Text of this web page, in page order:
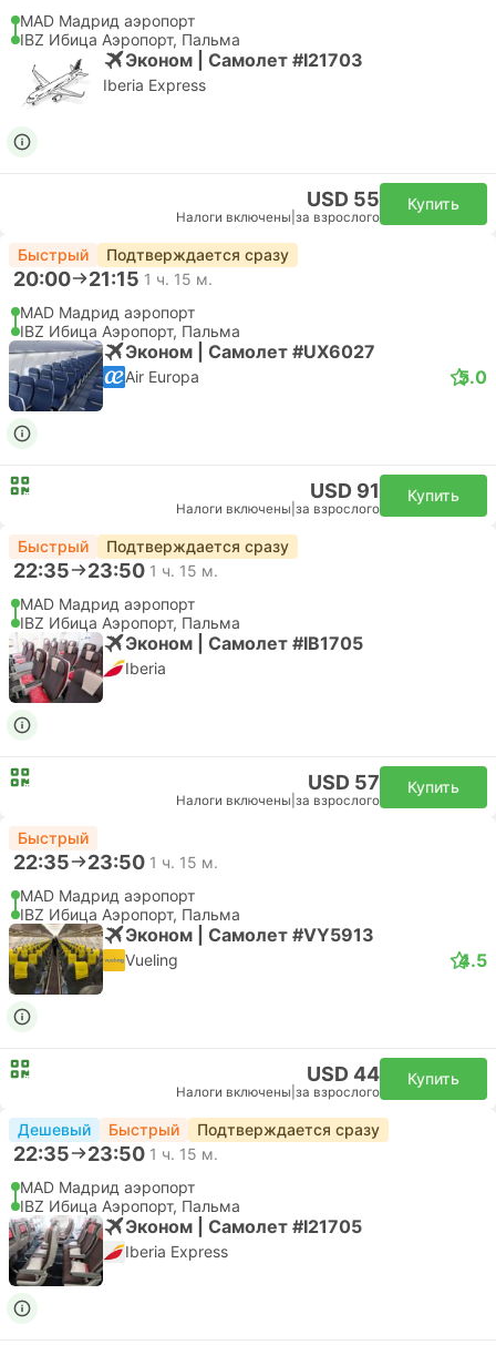
MAD Мадрид аэропорт
IBZ Ибица Аэропорт, Пальма
Эконом | Самолет #I21703
Iberia Express
USD 55
Налоги включены за взрослого
Купить
Быстрый Подтверждается сразу
20:00 21:15 1 ч. 15 м.
MAD Мадрид аэропорт
IBZ Ибица Аэропорт, Пальма
Эконом | Самолет #UX6027
Air Europa 5.0
USD 91
Налоги включены за взрослого
Купить
Быстрый Подтверждается сразу
22:35 23:50 1 ч. 15 м.
MAD Мадрид аэропорт
IBZ Ибица Аэропорт, Пальма
Эконом | Самолет #IB1705
Iberia
USD 57
Налоги включены за взрослого
Купить
Быстрый
22:35 23:50 1 ч. 15 м.
MAD Мадрид аэропорт
IBZ Ибица Аэропорт, Пальма
Эконом | Самолет #VY5913
Vueling 4.5
USD 44
Налоги включены за взрослого
Купить
Дешевый Быстрый Подтверждается сразу
22:35 23:50 1 ч. 15 м.
MAD Мадрид аэропорт
IBZ Ибица Аэропорт, Пальма
Эконом | Самолет #I21705
Iberia Express